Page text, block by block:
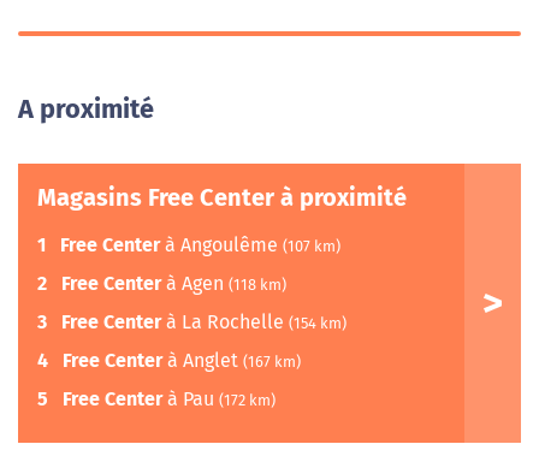
A proximité
Magasins Free Center à proximité
1 Free Centerà Angoulême (107 km)
2 Free Centerà Agen (118 km)
3 Free Centerà La Rochelle (154 km)
4 Free Centerà Anglet (167 km)
5 Free Centerà Pau (172 km)